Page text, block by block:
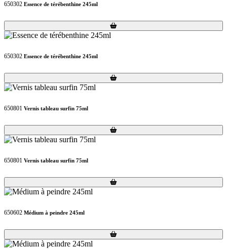
650302 Essence de térébenthine 245ml
Loading...
Loading...
650302 Essence de térébenthine 245ml
Loading...
Loading...
650801 Vernis tableau surfin 75ml
Loading...
Loading...
650801 Vernis tableau surfin 75ml
Loading...
Loading...
650602 Médium à peindre 245ml
Loading...
Loading...